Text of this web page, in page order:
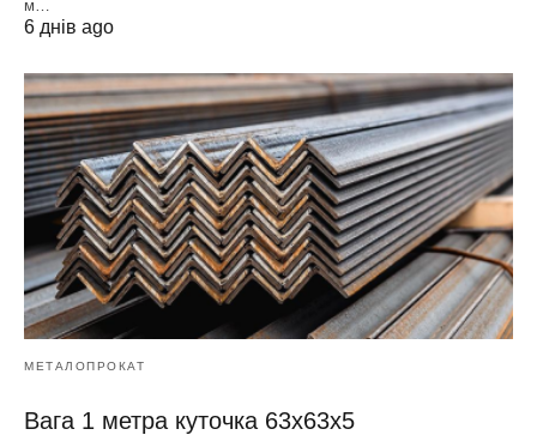
м…
6 днів ago
МЕТАЛОПРОКАТ
Вага 1 метра куточка 63х63х5